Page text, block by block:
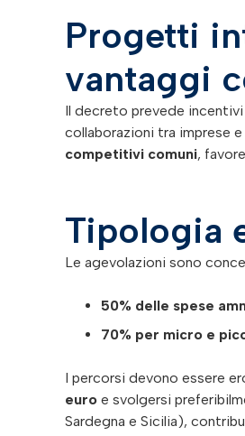
Progetti
vantaggi
Il decreto prevede
collaborazioni tra imprese
competitivi comuni,
Tipologia
Le agevolazioni sono
50% delle spese
70% per micro e
I percorsi devono essere
euro e svolgersi
Sardegna e Sicilia),